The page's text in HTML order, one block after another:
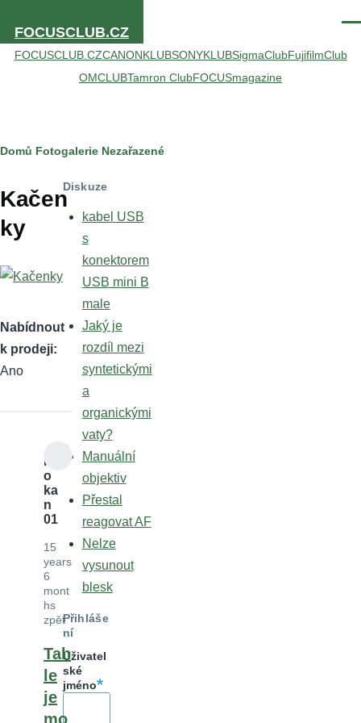
FOCUSCLUB.CZ
FOCUSCLUB.CZCANONKLUBSONYKLUBSigmaClubFujifilmClub
OMCLUBTamron ClubFOCUSmagazine
Drobečková
navigace
Domů Fotogalerie Nezařazené
Kačen
ky
Nabídnout
k prodeji
Ano
kl
o
ka
n
01
15
years
6
mont
hs
zpět
Tah
le
je
mo
Diskuze
kabel USB
s
konektorem
USB mini B
male
Jaký je
rozdíl mezi
syntetickými
a
organickými
vaty?
Manuální
objektiv
Přestal
reagovat AF
Nelze
vysunout
blesk
Přihláše
ní
Uživatel
ské
jméno